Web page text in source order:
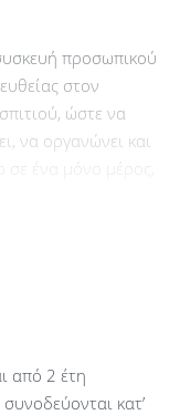
προσωπικού
στον
ώστε να
να οργανώνει και
σε ένα μόνο μέρος,
τον επιτραπέζιο
από 2 έτη
κατ’